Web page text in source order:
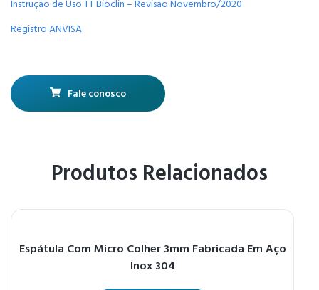
Instrução de Uso TT Bioclin – Revisão Novembro/2020
Registro ANVISA
Fale conosco
Produtos Relacionados
Espátula Com Micro Colher 3mm Fabricada Em Aço
Inox 304